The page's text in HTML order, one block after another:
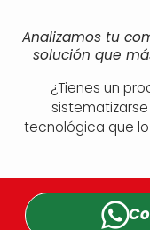
Analizamos tu
solución que
¿Tienes un
tecnológica que